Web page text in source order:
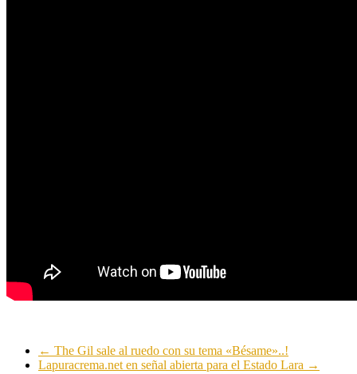
← The Gil sale al ruedo con su tema «Bésame»..!
Lapuracrema.net en señal abierta para el Estado Lara →